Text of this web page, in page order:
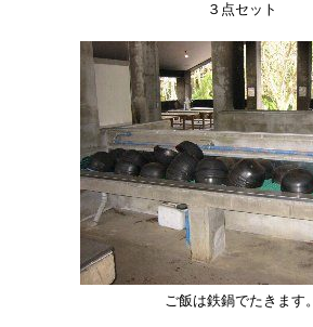
３点セット
ご飯は鉄鍋でたきます。